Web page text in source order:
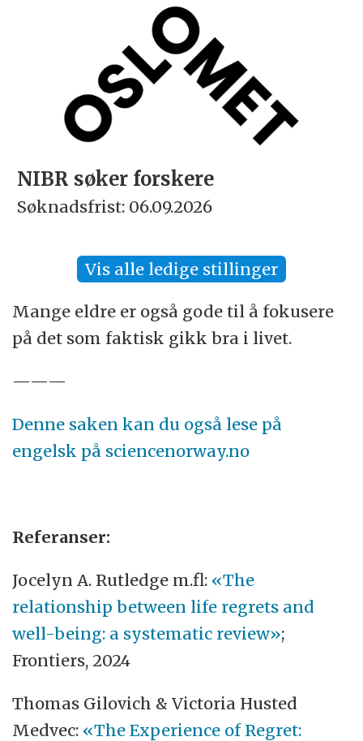
NIBR søker forskere
Søknadsfrist: 06.09.2026
Vis alle ledige stillinger
Mange eldre er også gode til å fokusere
på det som faktisk gikk bra i livet.
———
Denne saken kan du også lese på
engelsk på sciencenorway.no
Referanser:
Jocelyn A. Rutledge m.fl: «The
relationship between life regrets and
well-being: a systematic review»;
Frontiers, 2024
Thomas Gilovich & Victoria Husted
Medvec: «The Experience of Regret: